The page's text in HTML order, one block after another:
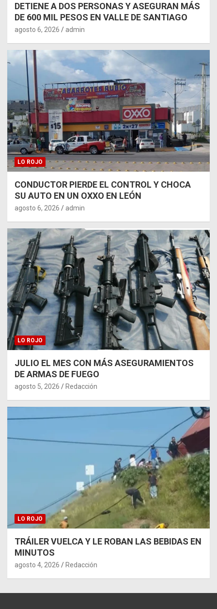
DETIENE A DOS PERSONAS Y ASEGURAN MÁS
DE 600 MIL PESOS EN VALLE DE SANTIAGO
agosto 6, 2026 admin
LO ROJO
CONDUCTOR PIERDE EL CONTROL Y CHOCA
SU AUTO EN UN OXXO EN LEÓN
agosto 6, 2026 admin
LO ROJO
JULIO EL MES CON MÁS ASEGURAMIENTOS
DE ARMAS DE FUEGO
agosto 5, 2026 Redacción
LO ROJO
TRÁILER VUELCA Y LE ROBAN LAS BEBIDAS EN
MINUTOS
agosto 4, 2026 Redacción